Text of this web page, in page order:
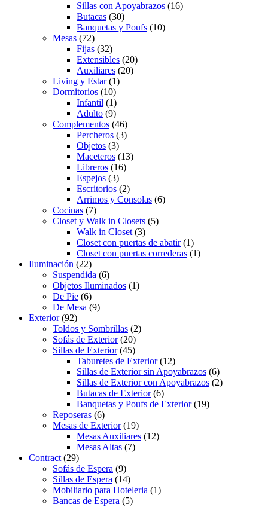
Sillas con Apoyabrazos (16)
Butacas (30)
Banquetas y Poufs (10)
Mesas (72)
Fijas (32)
Extensibles (20)
Auxiliares (20)
Living y Estar(1)
Dormitorios (10)
Infantil (1)
Adulto (9)
Complementos (46)
Percheros (3)
Objetos (3)
Maceteros (13)
Libreros (16)
Espejos (3)
Escritorios (2)
Arrimos y Consolas (6)
Cocinas (7)
Closet y Walk in Closets (5)
Walk in Closet (3)
Closet con puertas de abatir(1)
Closet con puertas correderas (1)
Iluminación (22)
Suspendida (6)
Objetos Iluminados (1)
De Pie (6)
De Mesa (9)
Exterior(92)
Toldos y Sombrillas (2)
Sofás de Exterior(20)
Sillas de Exterior(45)
Taburetes de Exterior(12)
Sillas de Exterior sin Apoyabrazos (6)
Sillas de Exterior con Apoyabrazos (2)
Butacas de Exterior(6)
Banquetas y Poufs de Exterior(19)
Reposeras (6)
Mesas de Exterior(19)
Mesas Auxiliares (12)
Mesas Altas (7)
Contract (29)
Sofás de Espera (9)
Sillas de Espera (14)
Mobiliario para Hoteleria (1)
Bancas de Espera (5)